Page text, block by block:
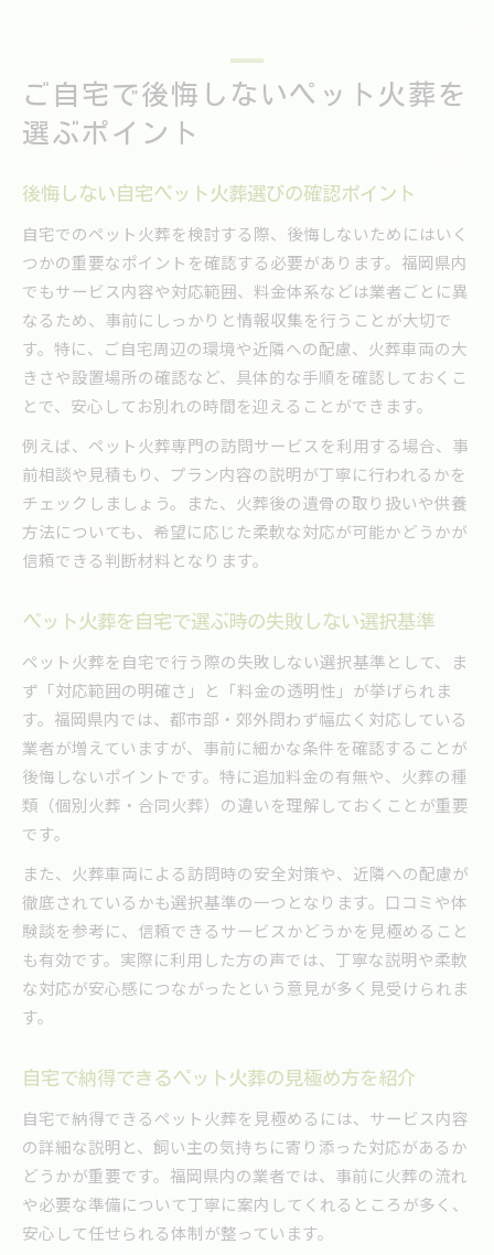
ご自宅で後悔しないペット火葬を
選ぶポイント
後悔しない自宅ペット火葬選びの確認ポイント
自宅でのペット火葬を検討する際、後悔しないためにはいく
つかの重要なポイントを確認する必要があります。福岡県内
でもサービス内容や対応範囲、料金体系などは業者ごとに異
なるため、事前にしっかりと情報収集を行うことが大切で
す。特に、ご自宅周辺の環境や近隣への配慮、火葬車両の大
きさや設置場所の確認など、具体的な手順を確認しておくこ
とで、安心してお別れの時間を迎えることができます。
例えば、ペット火葬専門の訪問サービスを利用する場合、事
前相談や見積もり、プラン内容の説明が丁寧に行われるかを
チェックしましょう。また、火葬後の遺骨の取り扱いや供養
方法についても、希望に応じた柔軟な対応が可能かどうかが
信頼できる判断材料となります。
ペット火葬を自宅で選ぶ時の失敗しない選択基準
ペット火葬を自宅で行う際の失敗しない選択基準として、ま
ず「対応範囲の明確さ」と「料金の透明性」が挙げられま
す。福岡県内では、都市部・郊外問わず幅広く対応している
業者が増えていますが、事前に細かな条件を確認することが
後悔しないポイントです。特に追加料金の有無や、火葬の種
類（個別火葬・合同火葬）の違いを理解しておくことが重要
です。
また、火葬車両による訪問時の安全対策や、近隣への配慮が
徹底されているかも選択基準の一つとなります。口コミや体
験談を参考に、信頼できるサービスかどうかを見極めること
も有効です。実際に利用した方の声では、丁寧な説明や柔軟
な対応が安心感につながったという意見が多く見受けられま
す。
自宅で納得できるペット火葬の見極め方を紹介
自宅で納得できるペット火葬を見極めるには、サービス内容
の詳細な説明と、飼い主の気持ちに寄り添った対応があるか
どうかが重要です。福岡県内の業者では、事前に火葬の流れ
や必要な準備について丁寧に案内してくれるところが多く、
安心して任せられる体制が整っています。